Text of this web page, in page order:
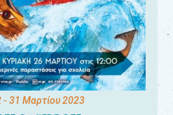
- 31 Μαρτίου 2023